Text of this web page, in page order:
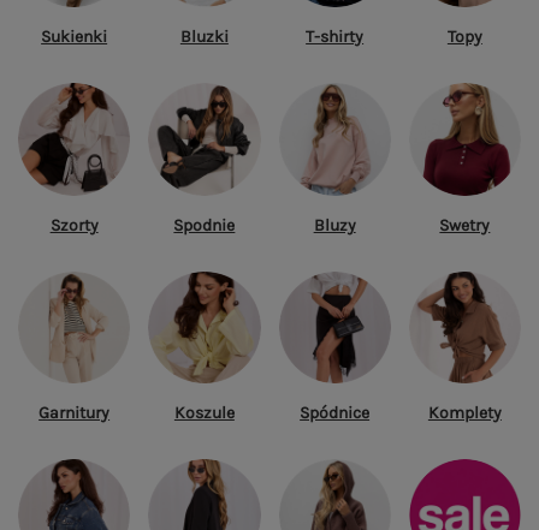
Sukienki Bluzki T-shirty Topy
Szorty Spodnie Bluzy Swetry
Garnitury Koszule Spódnice Komplety